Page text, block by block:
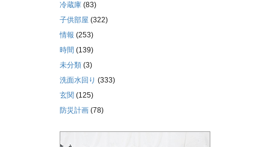
冷蔵庫 (83)
子供部屋 (322)
情報 (253)
時間 (139)
未分類 (3)
洗面水回り (333)
玄関 (125)
防災計画 (78)